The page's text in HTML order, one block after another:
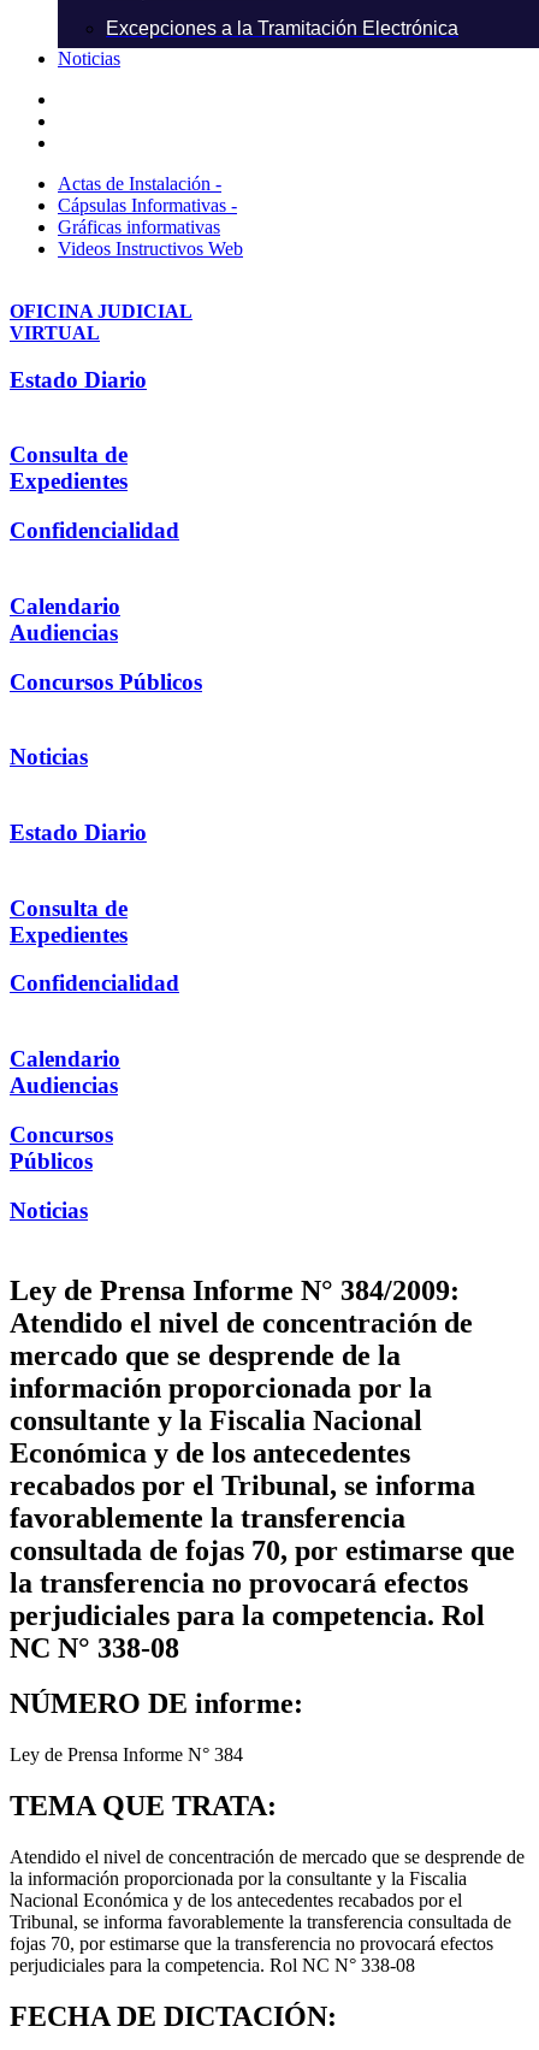
Excepciones a la Tramitación Electrónica
Noticias
Actas de Instalación -
Cápsulas Informativas -
Gráficas informativas
Videos Instructivos Web
OFICINA JUDICIAL
VIRTUAL
Estado Diario
Consulta de
Expedientes
Confidencialidad
Calendario
Audiencias
Concursos Públicos
Noticias
Estado Diario
Consulta de
Expedientes
Confidencialidad
Calendario
Audiencias
Concursos
Públicos
Noticias
Ley de Prensa Informe N° 384/2009:
Atendido el nivel de concentración de
mercado que se desprende de la
información proporcionada por la
consultante y la Fiscalia Nacional
Económica y de los antecedentes
recabados por el Tribunal, se informa
favorablemente la transferencia
consultada de fojas 70, por estimarse que
la transferencia no provocará efectos
perjudiciales para la competencia. Rol
NC N° 338-08
NÚMERO DE informe:
Ley de Prensa Informe N° 384
TEMA QUE TRATA:
Atendido el nivel de concentración de mercado que se desprende de
la información proporcionada por la consultante y la Fiscalia
Nacional Económica y de los antecedentes recabados por el
Tribunal, se informa favorablemente la transferencia consultada de
fojas 70, por estimarse que la transferencia no provocará efectos
perjudiciales para la competencia. Rol NC N° 338-08
FECHA DE DICTACIÓN: